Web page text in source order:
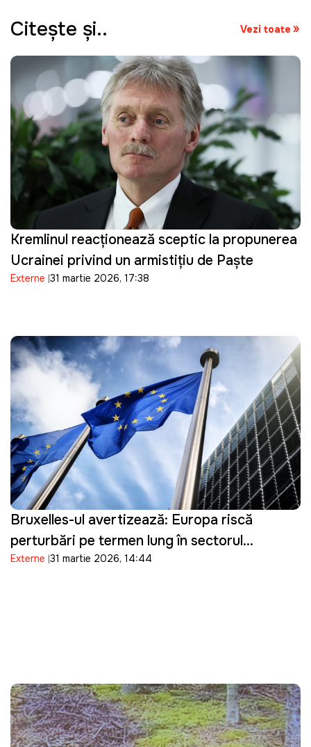
Citeşte şi.. Vezi toate
Kremlinul reacționează sceptic la propunerea
Ucrainei privind un armistițiu de Paște
Externe 31 martie 2026, 17:38
Bruxelles-ul avertizează: Europa riscă
perturbări pe termen lung în sectorul
energetic
Externe 31 martie 2026, 14:44